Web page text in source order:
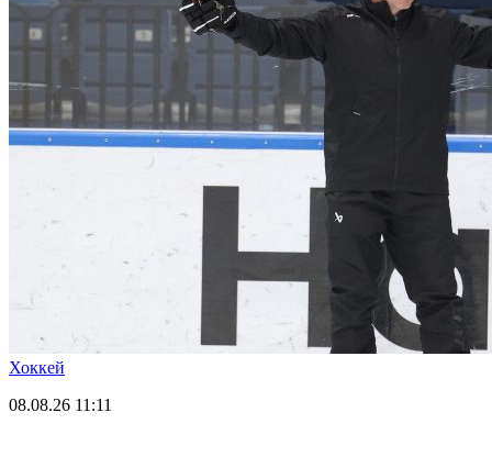
Хоккей
08.08.26 11:11